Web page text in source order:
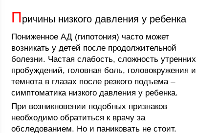
Причины низкого давления у ребенка
Пониженное АД (гипотония) часто может
возникать у детей после продолжительной
болезни. Частая слабость, сложность утренних
пробуждений, головная боль, головокружения и
темнота в глазах после резкого подъема –
симптоматика низкого давления у ребенка.
При возникновении подобных признаков
необходимо обратиться к врачу за
обследованием. Но и паниковать не стоит.